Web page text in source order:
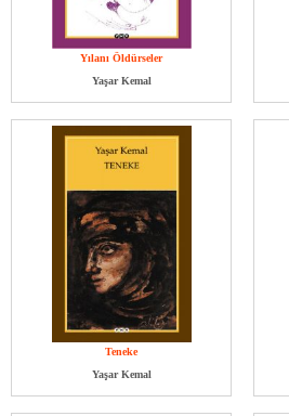
Yılanı Öldürseler
Yaşar Kemal
Teneke
Yaşar Kemal